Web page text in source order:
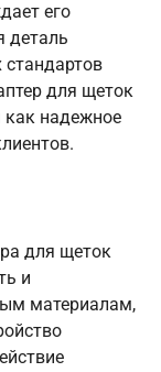
его
деталь
стандартов
для щеток
как надежное
для щеток
и
материалам,